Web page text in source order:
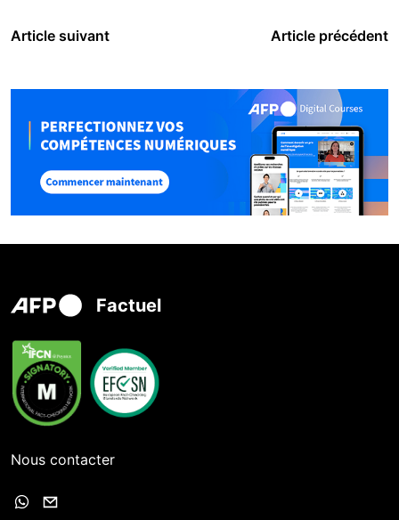
Article suivant Article précédent
Factuel
Nous contacter